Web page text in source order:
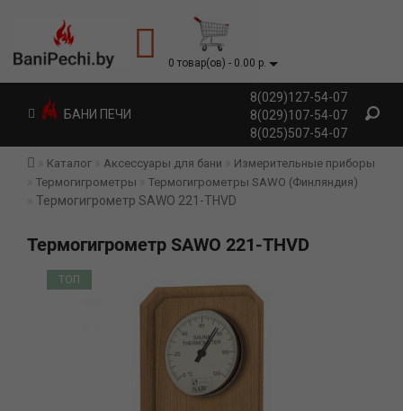
0 товар(ов) - 0.00 р.
8(029)127-54-07
8(029)107-54-07
8(025)507-54-07
БАНИ ПЕЧИ
Каталог Аксессуары для бани
Измерительные приборы
Термогигрометры
Термогигрометры SAWO (Финляндия)
Термогигрометр SAWO 221-THVD
Термогигрометр SAWO 221-THVD
ТОП